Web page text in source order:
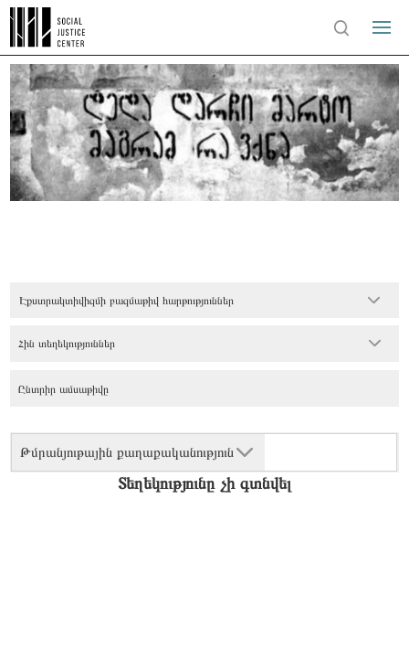
Էքստրակտիվիզմի բազմաթիվ հարթություններ
Թմրանյութային քաղաքականություն
Հին տեղեկություններ
Տեղեկությունը չի գտնվել